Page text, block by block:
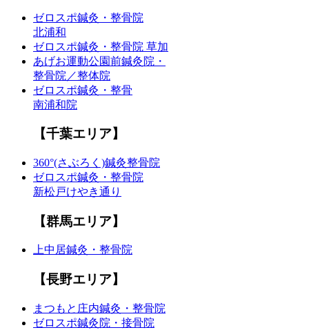
ゼロスポ鍼灸・整骨院
北浦和
ゼロスポ鍼灸・整骨院 草加
あげお運動公園前鍼灸院・
整骨院／整体院
ゼロスポ鍼灸・整骨
南浦和院
【千葉エリア】
360°(さぶろく)鍼灸整骨院
ゼロスポ鍼灸・整骨院
新松戸けやき通り
【群馬エリア】
上中居鍼灸・整骨院
【長野エリア】
まつもと庄内鍼灸・整骨院
ゼロスポ鍼灸院・接骨院